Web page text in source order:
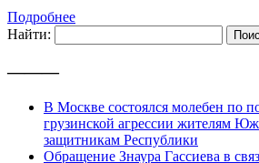
Подробнее
Найти:
———
В Москве состоялся молебен по
грузинской агрессии жителям
защитникам Республики
Обращение Знаура Гассиева в